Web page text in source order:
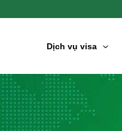
Dịch vụ visa